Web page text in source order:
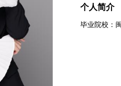
个人简介
毕业院校：